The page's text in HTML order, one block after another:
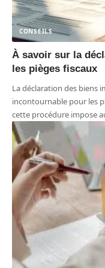
CONSEILS
À savoir sur la
les pièges fiscaux
La déclaration des biens
incontournable pour les
cette procédure impose